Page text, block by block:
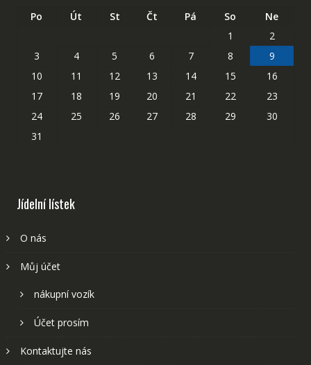
Po Út St Čt Pá So
Ne
1
2
3
4 5 6 7 8
9
10
11 12 13 14 15
16
17
18 19 20 21 22
23
24
25 26 27 28 29
30
31
Jídelní lístek
O nás
Můj účet
nákupní vozík
Účet prosím
Kontaktujte nás